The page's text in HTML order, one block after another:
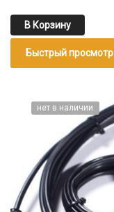
В Корзину
Быстрый просмотр
нет в наличии